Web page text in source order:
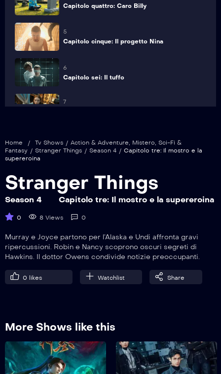
Capitolo quattro: Caro Billy
5
Capitolo cinque: Il progetto Nina
6
Capitolo sei: Il tuffo
7
8
Capitolo otto: Papà
9
Capitolo nove: Il piano
Home / Tv Shows / Action & Adventure, Mistero, Sci-Fi &
Fantasy / Stranger Things / Season 4 / Capitolo tre: Il mostro e la
supereroina
Stranger Things
Season 4 Capitolo tre: Il mostro e la supereroina
0 8 Views 0
Murray e Joyce partono per l’Alaska e Undi affronta gravi
ripercussioni. Robin e Nancy scoprono oscuri segreti di
Hawkins. Il dottor Owens condivide notizie preoccupanti.
0 likes Watchlist Share
More Shows like this